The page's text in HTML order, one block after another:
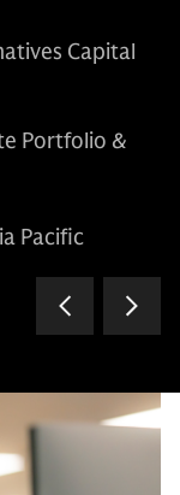
Capital
Portfolio &
Pacific